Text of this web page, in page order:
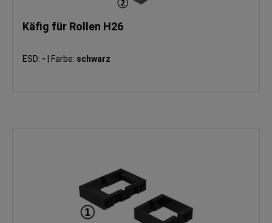
Käfig für Rollen H26
ESD: - Farbe: schwarz